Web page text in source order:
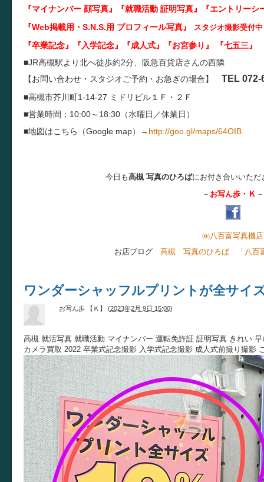
『マイナンバー 顔写真』『就職活動 証明写真』『エントリーシ
『Web掲載用・S.N.S.用 プロフィール写真』
スタジオ撮影受付中
『卒業記念』『入学記念』『成人式』『お宮参り』 『七五三』
■JR高槻駅より北へ徒歩約2分、阪急百貨店さんの西隣
【お問い合わせ・スタジオご予約・お急ぎの場合】 TEL 072-
■高槻市芥川町1-14-27 ミドリビル１Ｆ・２Ｆ
■営業時間：10:00～18:30（水曜日／休業日）
■地図はこちら（Google map）→ http://goo.gl/maps/64OIB
今日も高槻 写真のひろばにお付き合いいただ
－ お写ん歩・ Ｋ －
㈱八百富写真機店
お店ブログ 高槻 写真のひろば 「八百
ワンダーシャッフルプリントが全サイ
お写ん歩 【Ｋ】 (2023年2月 9日 15:00)
高槻 就活写真 就職活動 マイナンバー 運転免許証 証明写真 きれい
カメラ買取 2022 卒業式記念撮影 入学式記念撮影 成人式前撮り撮影